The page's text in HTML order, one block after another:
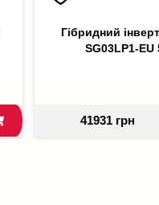
Гібридний
SG03LP1-
41931 грн